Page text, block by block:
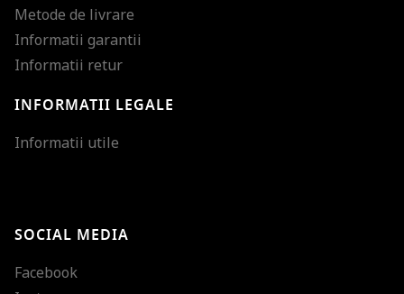
Metode de livrare
Informatii garantii
Informatii retur
INFORMATII LEGALE
Informatii utile
SOCIAL MEDIA
Facebook